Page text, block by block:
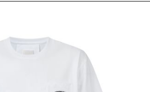
スーパーコピー バッグ最新モデルが登場。上